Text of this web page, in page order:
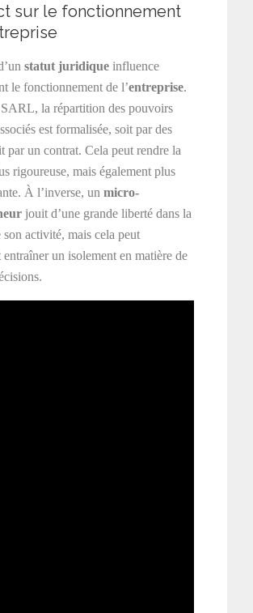
sur le fonctionnement
statut juridique influence
le fonctionnement de l’entreprise.
la répartition des pouvoirs
est formalisée, soit par des
par un contrat. Cela peut rendre la
rigoureuse, mais également plus
À l’inverse, unmicro-
jouit d’une grande liberté dans la
son activité, mais cela peut
entraîner un isolement en matière de